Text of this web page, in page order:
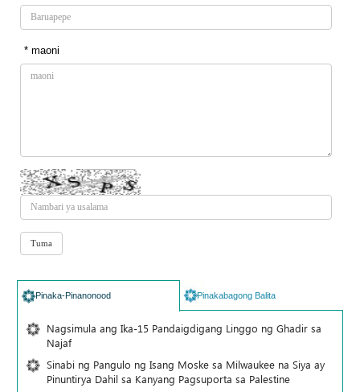
* maoni
Pinaka-Pinanonood Pinakabagong Balita
Nagsimula ang Ika-15 Pandaigdigang Linggo ng Ghadir sa
Najaf
Sinabi ng Pangulo ng Isang Moske sa Milwaukee na Siya ay
Pinuntirya Dahil sa Kanyang Pagsuporta sa Palestine